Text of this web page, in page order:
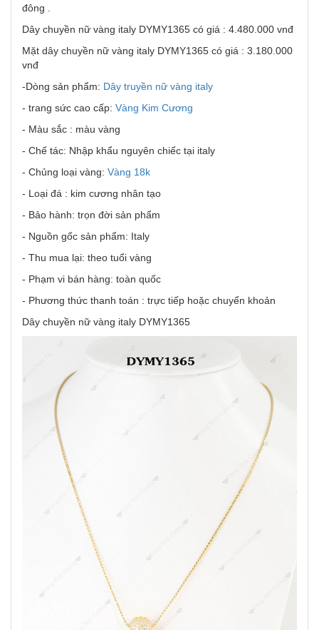
đông .
Dây chuyền nữ vàng italy DYMY1365 có giá : 4.480.000 vnđ
Mặt dây chuyền nữ vàng italy DYMY1365 có giá : 3.180.000
vnđ
-Dòng sản phẩm: Dây truyền nữ vàng italy
- trang sức cao cấp: Vàng Kim Cương
- Màu sắc : màu vàng
- Chế tác: Nhập khẩu nguyên chiếc tại italy
- Chủng loại vàng: Vàng 18k
- Loại đá : kim cương nhân tạo
- Bảo hành: trọn đời sản phẩm
- Nguồn gốc sản phẩm: Italy
- Thu mua lại: theo tuổi vàng
- Phạm vi bán hàng: toàn quốc
- Phương thức thanh toán : trực tiếp hoặc chuyển khoản
Dây chuyền nữ vàng italy DYMY1365